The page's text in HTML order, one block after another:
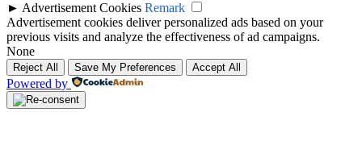
► Advertisement Cookies Remark
Advertisement cookies deliver personalized ads based on your
previous visits and analyze the effectiveness of ad campaigns.
None
Reject All Save My Preferences Accept All
Powered by